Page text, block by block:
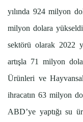
yılında 924 milyon
milyon dolara
sektörü olarak 2022
artışla 71 milyon
Ürünleri ve
ihracatın 63 milyon
ABD’ye yaptığı su